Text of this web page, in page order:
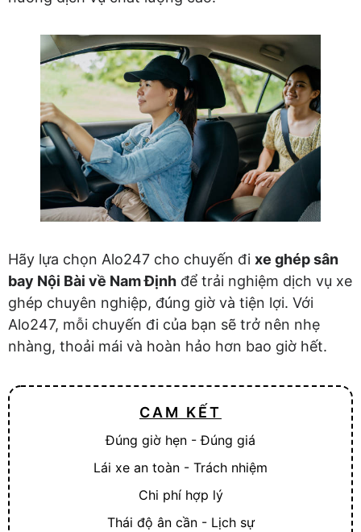
Hãy lựa chọn Alo247 cho chuyến đi xe ghép sân
bay Nội Bài về Nam Định để trải nghiệm dịch vụ xe
ghép chuyên nghiệp, đúng giờ và tiện lợi. Với
Alo247, mỗi chuyến đi của bạn sẽ trở nên nhẹ
nhàng, thoải mái và hoàn hảo hơn bao giờ hết.
CAM KẾT
Đúng giờ hẹn - Đúng giá
Lái xe an toàn - Trách nhiệm
Chi phí hợp lý
Thái độ ân cần - Lịch sự